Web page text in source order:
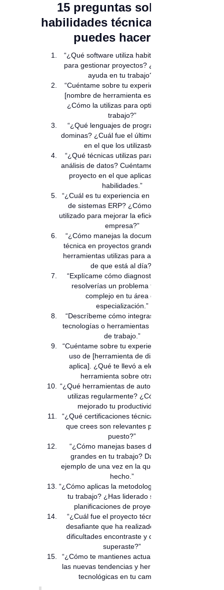
15 preguntas sobre
habilidades técnicas que
puedes hacer
“¿Qué software utiliza habitualmente
para gestionar proyectos? ¿Cómo te
ayuda en tu trabajo?”
“Cuéntame sobre tu experiencia con
[nombre de herramienta específica].
¿Cómo la utilizas para optimizar tu
trabajo?”
“¿Qué lenguajes de programación
dominas? ¿Cuál fue el último proyecto
en el que los utilizaste?”
“¿Qué técnicas utilizas para realizar
análisis de datos? Cuéntame sobre un
proyecto en el que aplicaste esas
habilidades.”
“¿Cuál es tu experiencia en el manejo
de sistemas ERP? ¿Cómo los has
utilizado para mejorar la eficiencia en tu
empresa?”
“¿Cómo manejas la documentación
técnica en proyectos grandes? ¿Qué
herramientas utilizas para asegurarte
de que está al día?”
“Explícame cómo diagnosticarías y
resolverías un problema técnico
complejo en tu área de
especialización.”
“Descríbeme cómo integras nuevas
tecnologías o herramientas en tu flujo
de trabajo.”
“Cuéntame sobre tu experiencia en el
uso de [herramienta de diseño, si
aplica]. ¿Qué te llevó a elegir esa
herramienta sobre otras?”
“¿Qué herramientas de automatización
utilizas regularmente? ¿Cómo han
mejorado tu productividad?”
“¿Qué certificaciones técnicas posees
que crees son relevantes para este
puesto?”
“¿Cómo manejas bases de datos
grandes en tu trabajo? Dame un
ejemplo de una vez en la que lo hayas
hecho.”
“¿Cómo aplicas la metodología Agile en
tu trabajo? ¿Has liderado sprints o
planificaciones de proyectos?”
“¿Cuál fue el proyecto técnico más
desafiante que ha realizado? ¿Qué
dificultades encontraste y cómo las
superaste?”
“¿Cómo te mantienes actualizado con
las nuevas tendencias y herramientas
tecnológicas en tu campo?”